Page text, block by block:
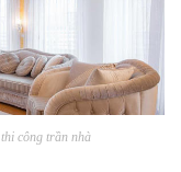
công trần nhà